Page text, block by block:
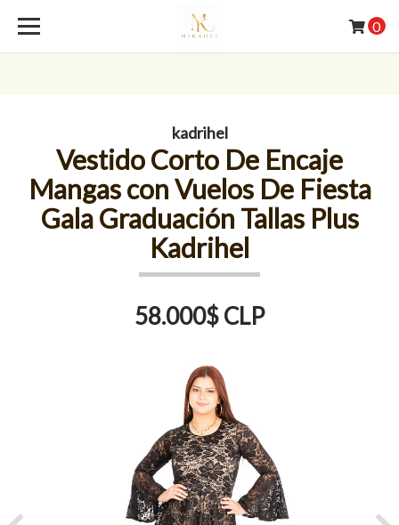
0
kadrihel
Vestido Corto De Encaje
Mangas con Vuelos De Fiesta
Gala Graduación Tallas Plus
Kadrihel
58.000$ CLP